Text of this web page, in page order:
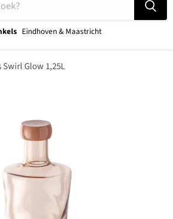
Eindhoven & Maastricht
Swirl Glow 1,25L